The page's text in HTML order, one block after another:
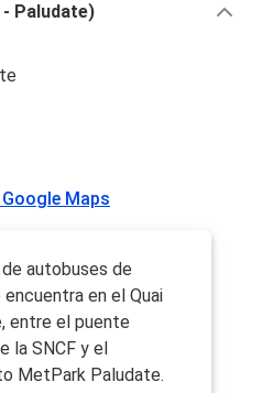
Paludate)
Maps
autobuses de
en el Quai
entre el puente
la SNCF y el
MetPark Paludate.